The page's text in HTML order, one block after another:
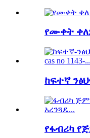
የሙቀት
ከፍተኛ
የፋብሪካ